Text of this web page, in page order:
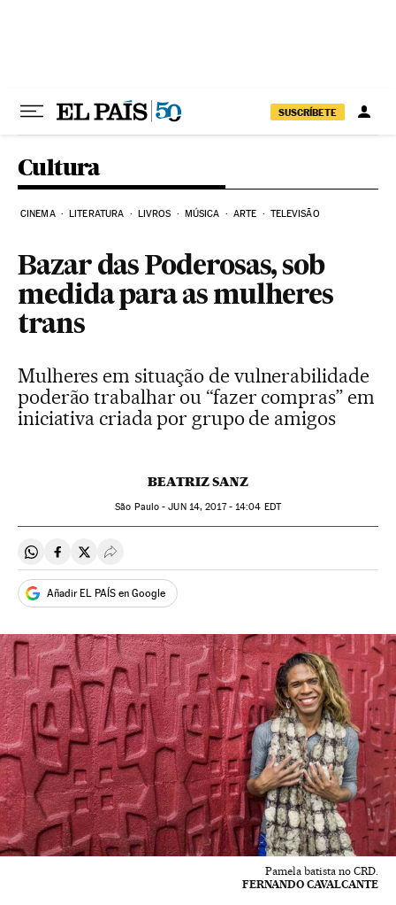
SUSCRÍBETE
Cultura
CINEMA LITERATURA LIVROS MÚSICA ARTE TELEVISÃO
Bazar das Poderosas, sob
medida para as mulheres
trans
Mulheres em situação de vulnerabilidade
poderão trabalhar ou “fazer compras” em
iniciativa criada por grupo de amigos
BEATRIZ SANZ
São Paulo -JUN14, 2017 - 14:04 EDT
Compartir en Whatsapp
Compartir en Facebook
Compartir en Twitter
Desplegar Redes Sociales
Añadir EL PAÍS en Google
Pamela batista no CRD.
FERNANDO CAVALCANTE